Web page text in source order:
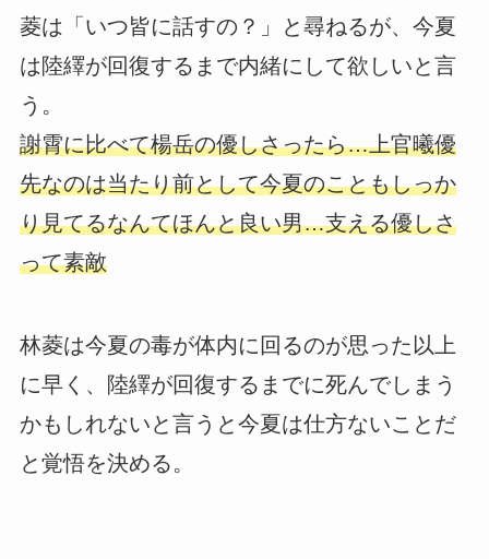
菱は「いつ皆に話すの？」と尋ねるが、今夏
は陸繹が回復するまで内緒にして欲しいと言
う。
謝霄に比べて楊岳の優しさったら…上官曦優
先なのは当たり前として今夏のこともしっか
り見てるなんてほんと良い男…支える優しさ
って素敵
林菱は今夏の毒が体内に回るのが思った以上
に早く、陸繹が回復するまでに死んでしまう
かもしれないと言うと今夏は仕方ないことだ
と覚悟を決める。